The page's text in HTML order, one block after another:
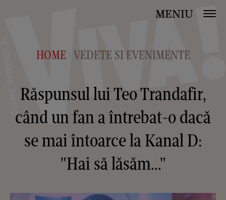
MENIU
HOME > VEDETE SI EVENIMENTE
Răspunsul lui Teo Trandafir,
când un fan a întrebat-o dacă
se mai întoarce la Kanal D:
"Hai să lăsăm..."